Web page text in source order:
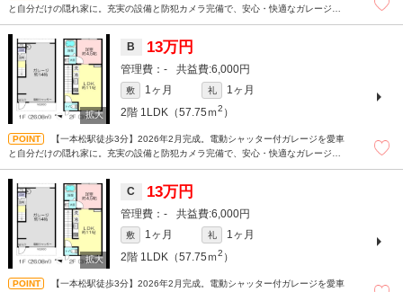
と自分だけの隠れ家に。充実の設備と防犯カメラ完備で、安心・快適なガレージラ
B 13万円
- 6,000円
敷 1ヶ月 礼
1ヶ月
2階 1LDK（57.75ｍ2 ）
【一本松駅徒歩3分】2026年2月完成。電動シャッター付ガレージを愛車
と自分だけの隠れ家に。充実の設備と防犯カメラ完備で、安心・快適なガレージラ
C 13万円
- 6,000円
敷 1ヶ月 礼
1ヶ月
2階 1LDK（57.75ｍ2 ）
【一本松駅徒歩3分】2026年2月完成。電動シャッター付ガレージを愛車